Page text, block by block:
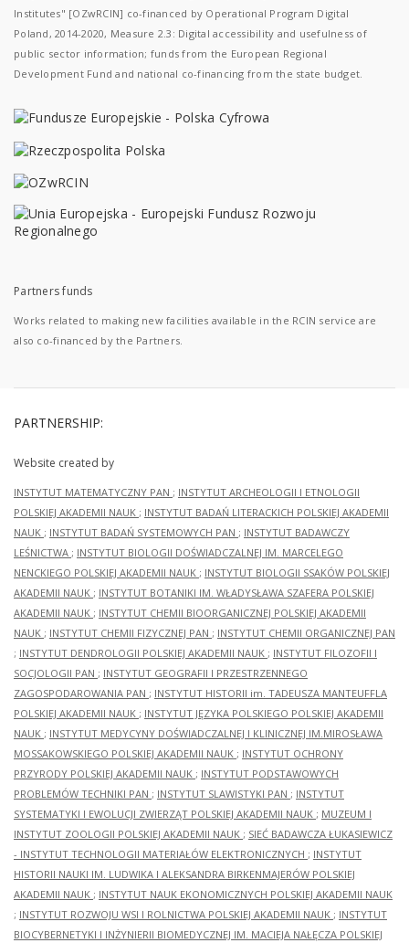
Institutes" [OZwRCIN] co-financed by Operational Program Digital
Poland, 2014-2020, Measure 2.3: Digital accessibility and usefulness of
public sector information; funds from the European Regional
Development Fund and national co-financing from the state budget.
Partners funds
Works related to making new facilities available in the RCIN service are
also co-financed by the Partners.
PARTNERSHIP:
Website created by
INSTYTUT MATEMATYCZNY PAN ; INSTYTUT ARCHEOLOGII I ETNOLOGII
POLSKIEJ AKADEMII NAUK ; INSTYTUT BADAŃ LITERACKICH POLSKIEJ AKADEMII
NAUK ; INSTYTUT BADAŃ SYSTEMOWYCH PAN ; INSTYTUT BADAWCZY
LEŚNICTWA ; INSTYTUT BIOLOGII DOŚWIADCZALNEJ IM. MARCELEGO
NENCKIEGO POLSKIEJ AKADEMII NAUK ; INSTYTUT BIOLOGII SSAKÓW POLSKIEJ
AKADEMII NAUK ; INSTYTUT BOTANIKI IM. WŁADYSŁAWA SZAFERA POLSKIEJ
AKADEMII NAUK ; INSTYTUT CHEMII BIOORGANICZNEJ POLSKIEJ AKADEMII
NAUK ; INSTYTUT CHEMII FIZYCZNEJ PAN ; INSTYTUT CHEMII ORGANICZNEJ PAN
; INSTYTUT DENDROLOGII POLSKIEJ AKADEMII NAUK ; INSTYTUT FILOZOFII I
SOCJOLOGII PAN ; INSTYTUT GEOGRAFII I PRZESTRZENNEGO
ZAGOSPODAROWANIA PAN ; INSTYTUT HISTORII im. TADEUSZA MANTEUFFLA
POLSKIEJ AKADEMII NAUK ; INSTYTUT JĘZYKA POLSKIEGO POLSKIEJ AKADEMII
NAUK ; INSTYTUT MEDYCYNY DOŚWIADCZALNEJ I KLINICZNEJ IM.MIROSŁAWA
MOSSAKOWSKIEGO POLSKIEJ AKADEMII NAUK ; INSTYTUT OCHRONY
PRZYRODY POLSKIEJ AKADEMII NAUK ; INSTYTUT PODSTAWOWYCH
PROBLEMÓW TECHNIKI PAN ; INSTYTUT SLAWISTYKI PAN ; INSTYTUT
SYSTEMATYKI I EWOLUCJI ZWIERZĄT POLSKIEJ AKADEMII NAUK ; MUZEUM I
INSTYTUT ZOOLOGII POLSKIEJ AKADEMII NAUK ; SIEĆ BADAWCZA ŁUKASIEWICZ
- INSTYTUT TECHNOLOGII MATERIAŁÓW ELEKTRONICZNYCH ; INSTYTUT
HISTORII NAUKI IM. LUDWIKA I ALEKSANDRA BIRKENMAJERÓW POLSKIEJ
AKADEMII NAUK ; INSTYTUT NAUK EKONOMICZNYCH POLSKIEJ AKADEMII NAUK
; INSTYTUT ROZWOJU WSI I ROLNICTWA POLSKIEJ AKADEMII NAUK ; INSTYTUT
BIOCYBERNETYKI I INŻYNIERII BIOMEDYCZNEJ IM. MACIEJA NAŁĘCZA POLSKIEJ